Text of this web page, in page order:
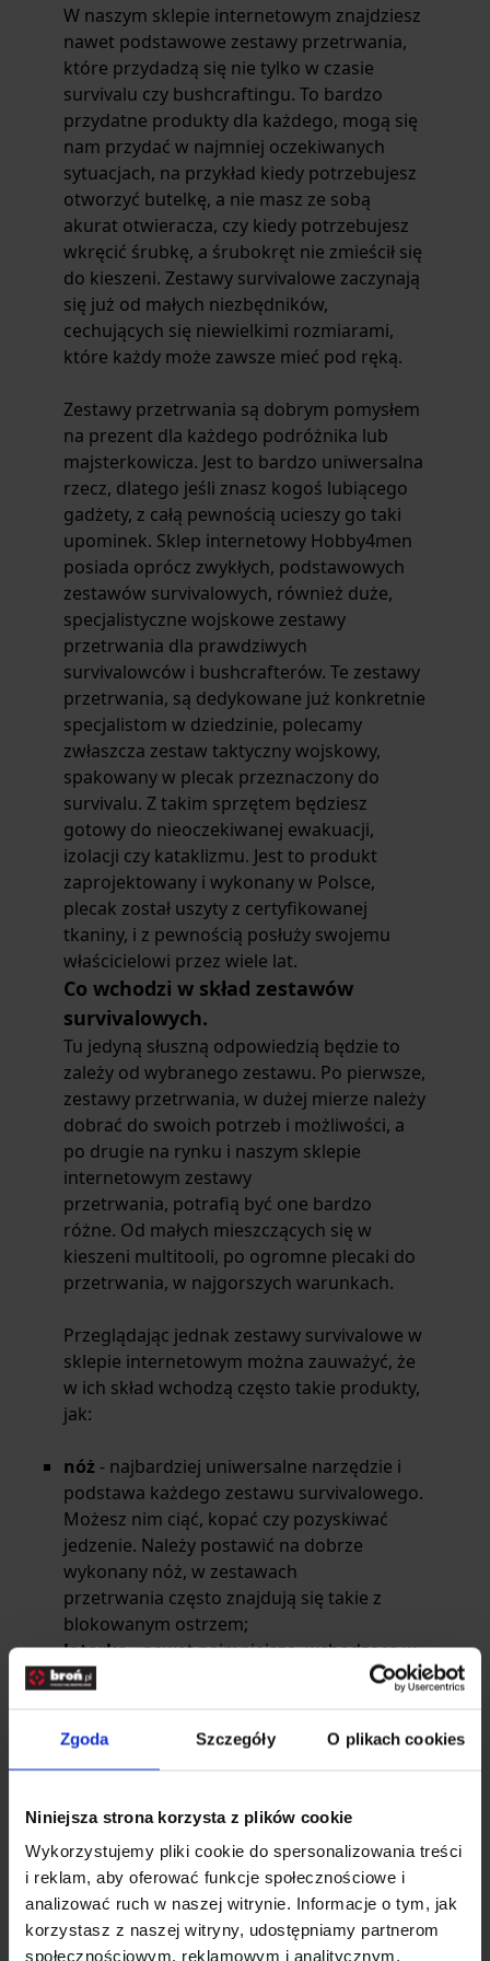
Zgoda Szczegóły O plikach cookies
Niniejsza strona korzysta z plików cookie
Wykorzystujemy pliki cookie do spersonalizowania treści
i reklam, aby oferować funkcje społecznościowe i
analizować ruch w naszej witrynie. Informacje o tym, jak
korzystasz z naszej witryny, udostępniamy partnerom
społecznościowym, reklamowym i analitycznym.
W naszym sklepie internetowym znajdziesz
nawet podstawowe zestawy przetrwania,
które przydadzą się nie tylko w czasie
survivalu czy bushcraftingu. To bardzo
przydatne produkty dla każdego, mogą się
nam przydać w najmniej oczekiwanych
sytuacjach, na przykład kiedy potrzebujesz
otworzyć butelkę, a nie masz ze sobą
akurat otwieracza, czy kiedy potrzebujesz
wkręcić śrubkę, a śrubokręt nie zmieścił się
do kieszeni. Zestawy survivalowe zaczynają
się już od małych niezbędników,
cechujących się niewielkimi rozmiarami,
które każdy może zawsze mieć pod ręką.
Zestawy przetrwania są dobrym pomysłem
na prezent dla każdego podróżnika lub
majsterkowicza. Jest to bardzo uniwersalna
rzecz, dlatego jeśli znasz kogoś lubiącego
gadżety, z całą pewnością ucieszy go taki
upominek. Sklep internetowy Hobby4men
posiada oprócz zwykłych, podstawowych
zestawów survivalowych, również duże,
specjalistyczne wojskowe zestawy
przetrwania dla prawdziwych
survivalowców i bushcrafterów. Te zestawy
przetrwania, są dedykowane już konkretnie
specjalistom w dziedzinie, polecamy
zwłaszcza zestaw taktyczny wojskowy,
spakowany w plecak przeznaczony do
survivalu. Z takim sprzętem będziesz
gotowy do nieoczekiwanej ewakuacji,
izolacji czy kataklizmu. Jest to produkt
zaprojektowany i wykonany w Polsce,
plecak został uszyty z certyfikowanej
tkaniny, i z pewnością posłuży swojemu
właścicielowi przez wiele lat.
Co wchodzi w skład zestawów
survivalowych.
Tu jedyną słuszną odpowiedzią będzie to
zależy od wybranego zestawu. Po pierwsze,
zestawy przetrwania, w dużej mierze należy
dobrać do swoich potrzeb i możliwości, a
po drugie na rynku i naszym sklepie
internetowym zestawy
przetrwania, potrafią być one bardzo
różne. Od małych mieszczących się w
kieszeni multitooli, po ogromne plecaki do
przetrwania, w najgorszych warunkach.
Przeglądając jednak zestawy survivalowe w
sklepie internetowym można zauważyć, że
w ich skład wchodzą często takie produkty,
jak:
nóż - najbardziej uniwersalne narzędzie i
podstawa każdego zestawu survivalowego.
Możesz nim ciąć, kopać czy pozyskiwać
jedzenie. Należy postawić na dobrze
wykonany nóż, w zestawach
przetrwania często znajdują się takie z
blokowanym ostrzem;
latarka- nawet najmniejsza, wchodząca w
skład
pozwoli
w plecaku;
krzesiwo
- pozwala rozpalić ogień, zapewni
rzecz mogąca urotować życie;
kompas
- zapobiega zgubieniu się w
nieznanym terenie, unikniesz też dzięki
niemu krążenia w kółko w terenie, którego
dobrze nie znasz;
zestaw do łowienia- czasami wzestawach